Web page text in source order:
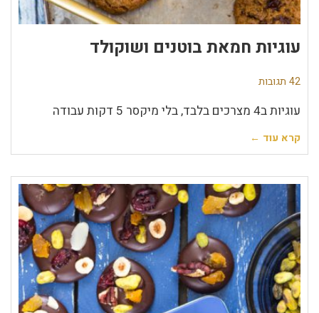
עוגיות חמאת בוטנים ושוקולד
42 תגובות
עוגיות ב4 מצרכים בלבד, בלי מיקסר 5 דקות עבודה
קרא עוד ←